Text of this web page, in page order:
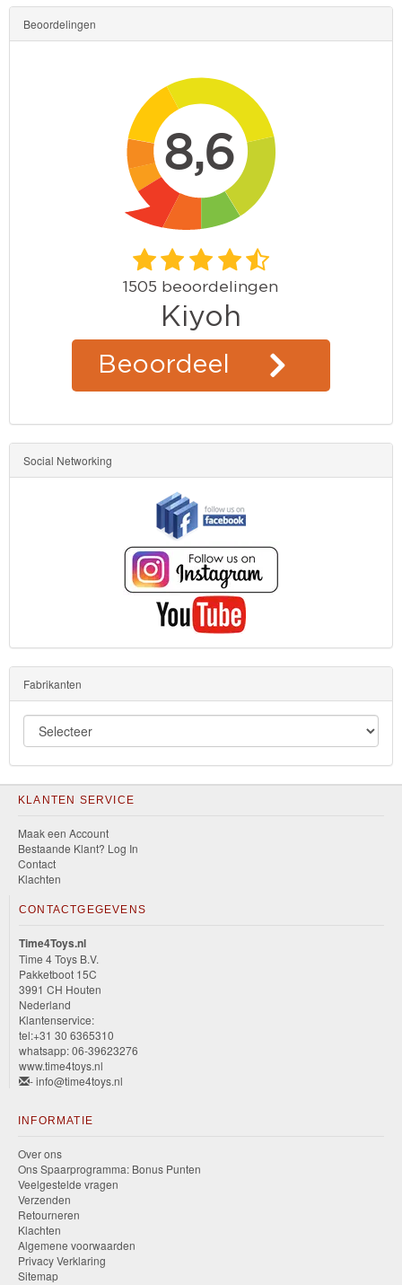
Beoordelingen
Social Networking
Fabrikanten
KLANTEN SERVICE
Maak een Account
Bestaande Klant? Log In
Contact
Klachten
CONTACTGEGEVENS
Time4Toys.nl
Time 4 Toys B.V.
Pakketboot 15C
3991 CH Houten
Nederland
Klantenservice:
tel:+31 30 6365310
whatsapp: 06-39623276
www.time4toys.nl
- info@time4toys.nl
INFORMATIE
Over ons
Ons Spaarprogramma: Bonus Punten
Veelgestelde vragen
Verzenden
Retourneren
Klachten
Algemene voorwaarden
Privacy Verklaring
Sitemap